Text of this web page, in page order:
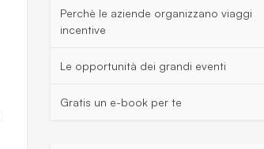
Perchè le aziende organizzano viaggi
incentive
Le opportunità dei grandi eventi
Gratis un e-book per te